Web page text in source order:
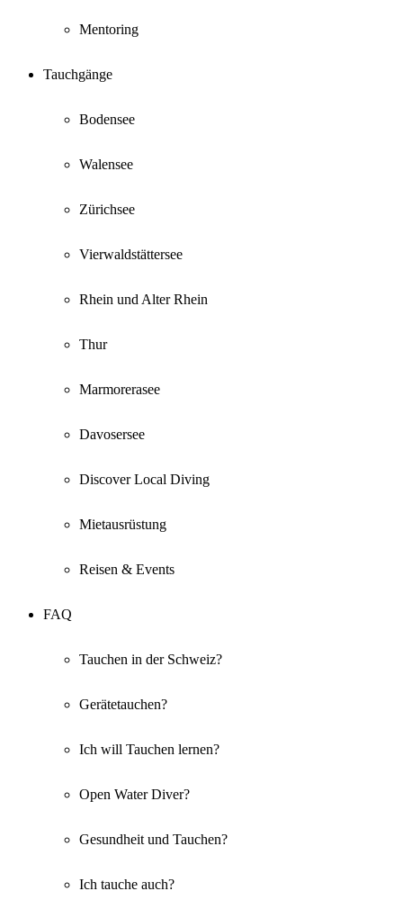
Mentoring
Tauchgänge
Bodensee
Walensee
Zürichsee
Vierwaldstättersee
Rhein und Alter Rhein
Thur
Marmorerasee
Davosersee
Discover Local Diving
Mietausrüstung
Reisen & Events
FAQ
Tauchen in der Schweiz?
Gerätetauchen?
Ich will Tauchen lernen?
Open Water Diver?
Gesundheit und Tauchen?
Ich tauche auch?